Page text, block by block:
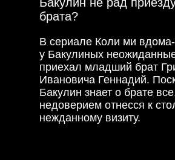
брата?
В сериале Коли ми
у Бакулиных
приехал младший брат
Ивановича Геннадий.
Бакулин знает о брате
недоверием отнесся к
нежданному визиту.